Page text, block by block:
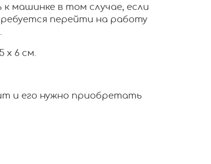
машинке в том случае, если
перейти на работу
х 6 см.
и его нужно приобретать